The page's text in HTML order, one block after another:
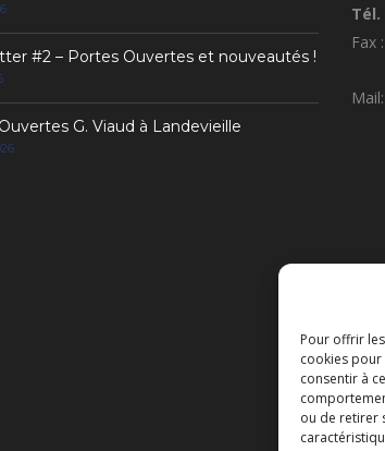
Pour offrir
cookies
consentir à
ou de retirer
#2 – Portes Ouvertes et nouveautés !
G. Viaud à Landevieille
Tél.
Fax